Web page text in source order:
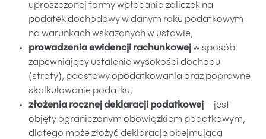
uproszczonej formy wpłacania zaliczek na
podatek dochodowy w danym roku podatkowym
na warunkach wskazanych w ustawie,
prowadzenia ewidencji rachunkowejw sposób
zapewniający ustalenie wysokości dochodu
(straty), podstawy opodatkowania oraz poprawne
skalkulowanie podatku,
złożenia rocznej deklaracji podatkowej – jest
objęty ograniczonym obowiązkiem podatkowym,
dlatego może złożyć deklarację obejmującą